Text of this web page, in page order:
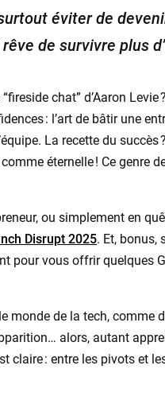
éviter de
de survivre plus
chat” d’Aaron
: l’art de bâtir une
La recette du
éternelle ! Ce genre
ou simplement en
Disrupt 2025. Et, bonus,
pour vous offrir quelques
monde de la tech,
alors, autant
claire : entre les pivots et